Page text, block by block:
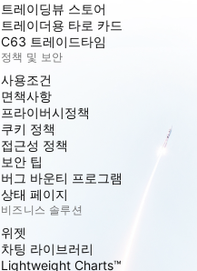
트레이딩뷰 스토어
트레이더용 타로 카드
C63 트레이드타임
정책 및 보안
사용조건
면책사항
프라이버시정책
쿠키 정책
접근성 정책
보안 팁
버그 바운티 프로그램
상태 페이지
비즈니스 솔루션
위젯
차팅 라이브러리
Lightweight Charts™